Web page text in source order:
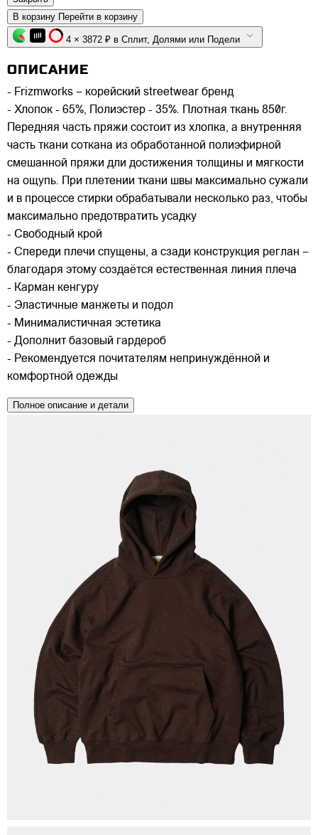
В корзину Перейти в корзину
4 × 3872 ₽ в Сплит, Долями или Подели
ОПИСАНИЕ
- Frizmworks – корейский streetwear бренд
- Хлопок - 65%, Полиэстер - 35%. Плотная ткань 850г.
Передняя часть пряжи состоит из хлопка, а внутренняя
часть ткани соткана из обработанной полиэфирной
смешанной пряжи дли достижения толщины и мягкости
на ощупь. При плетении ткани швы максимально сужали
и в процессе стирки обрабатывали несколько раз, чтобы
максимально предотвратить усадку
- Свободный крой
- Спереди плечи спущены, а сзади конструкция реглан –
благодаря этому создаётся естественная линия плеча
- Карман кенгуру
- Эластичные манжеты и подол
- Минималистичная эстетика
- Дополнит базовый гардероб
- Рекомендуется почитателям непринуждённой и
комфортной одежды
Полное описание и детали